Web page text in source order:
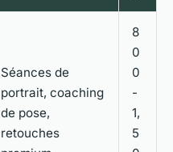
Séances de
portrait, coaching
de pose,
retouches
8
0
0
-
1,
5